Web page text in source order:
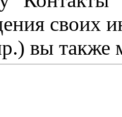
своих
вы также